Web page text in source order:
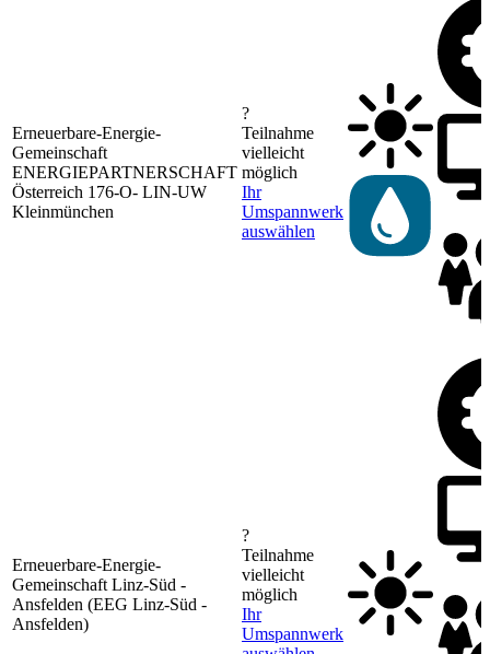
Erneuerbare-Energie-
Gemeinschaft
ENERGIEPARTNERSCHAFT
Österreich 176-O- LIN-UW
Kleinmünchen
?
Teilnahme
vielleicht
möglich
Ihr
Umspannwerk
auswählen
Erneuerbare-Energie-
Gemeinschaft Linz-Süd -
Ansfelden (EEG Linz-Süd -
Ansfelden)
?
Teilnahme
vielleicht
möglich
Ihr
Umspannwerk